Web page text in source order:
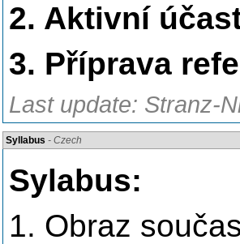
2. Aktivní
3. Příprava
Last update: Stranz-
Syllabus - Czech
Sylabus:
1. Obraz